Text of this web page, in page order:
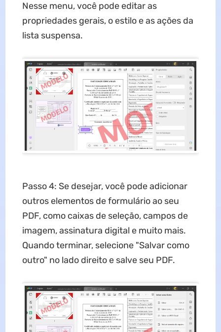
Nesse menu, você pode editar as
propriedades gerais, o estilo e as ações da
lista suspensa.
Passo 4: Se desejar, você pode adicionar
outros elementos de formulário ao seu
PDF, como caixas de seleção, campos de
imagem, assinatura digital e muito mais.
Quando terminar, selecione "Salvar como
outro" no lado direito e salve seu PDF.